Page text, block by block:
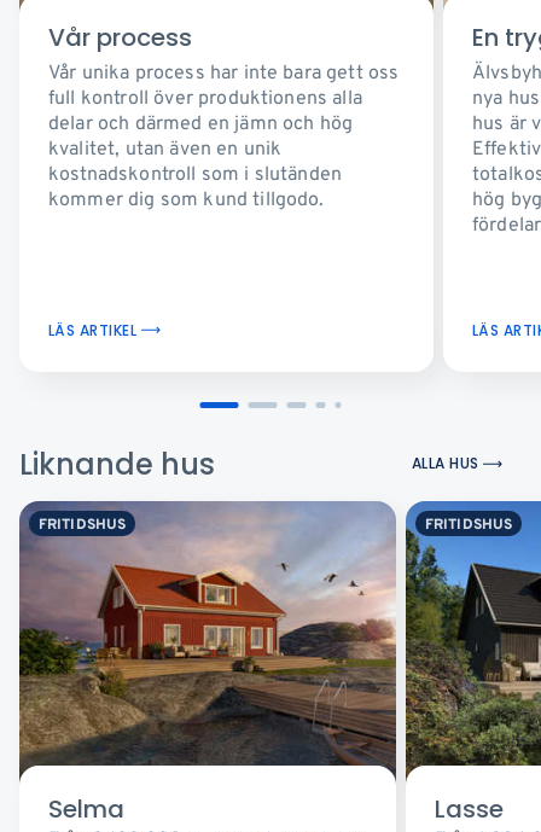
Vår process
Vår unika process har inte bara gett oss
full kontroll över produktionens alla
delar och därmed en jämn och hög
kvalitet, utan även en unik
kostnadskontroll som i slutänden
kommer dig som kund tillgodo.
LÄS ARTIKEL
En
nya
hus är
hög
LÄS
Liknande hus ALLA HUS
FRITIDSHUS
Selma
FRITIDSHUS
Lasse